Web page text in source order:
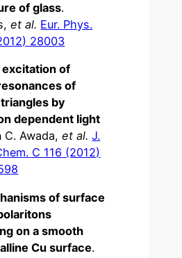
of glass.
et al. Eur. Phys.
28003
of
of
by
dependent light
C. Awada,et al. J.
C 116 (2012)
of surface
on a smooth
Cu surface.